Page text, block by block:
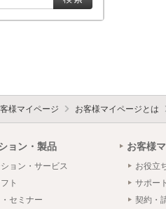
様マイページ お客様マイページとは
ョン・製品
ョン・サービス
ト
セミナー
お客様
お役立
サポート
契約・